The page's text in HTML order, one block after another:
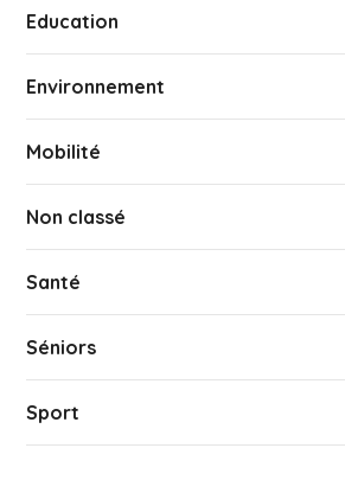
Education
Environnement
Mobilité
Non classé
Santé
Séniors
Sport